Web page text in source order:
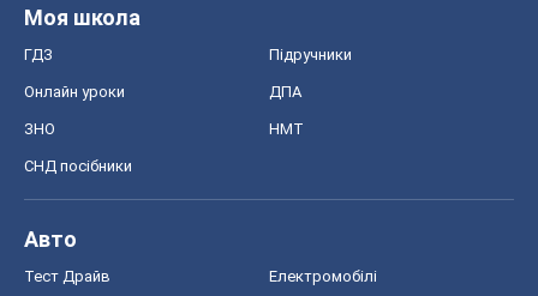
Моя школа
ГДЗ Підручники
Онлайн уроки ДПА
ЗНО НМТ
СНД посібники
Авто
Тест Драйв Електромобілі